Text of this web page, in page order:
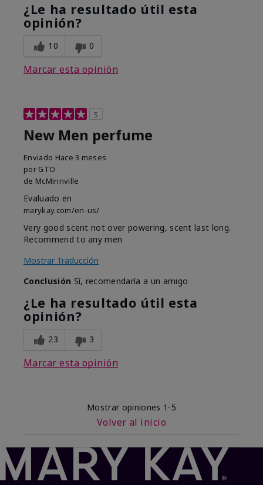
¿Le ha resultado útil esta
opinión?
10 0
Marcar esta opinión
5
New Men perfume
Enviado Hace 3 meses
por GTO
de McMinnville
Evaluado en
marykay.com/en-us/
Very good scent not over powering, scent last long.
Recommend to any men
Mostrar Traducción
Conclusión Sí, recomendaría a un amigo
¿Le ha resultado útil esta
opinión?
23 3
Marcar esta opinión
Mostrar opiniones 1-5
Volver al inicio